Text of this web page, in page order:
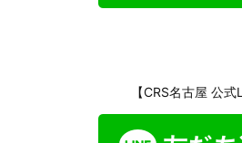
【CRS名古屋 公式